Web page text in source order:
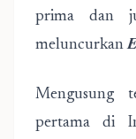
prima dan
meluncurkan
Mengusung
pertama di